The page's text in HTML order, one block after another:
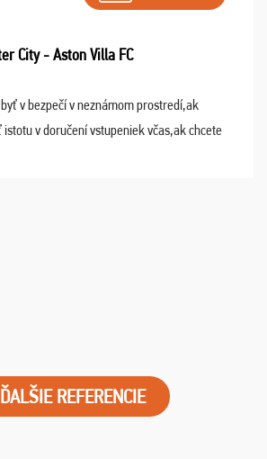
City - Aston Villa FC
v bezpečí v neznámom prostredí,ak
v doručení vstupeniek včas,ak chcete
ĎALŠIE REFERENCIE